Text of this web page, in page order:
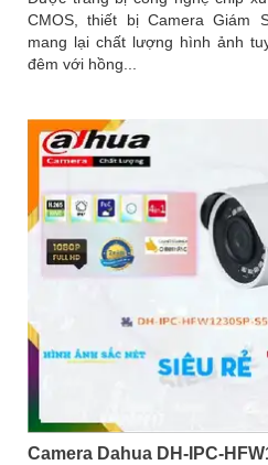
CMOS, thiết bị Camera Giám
mang lại chất lượng hình ảnh
đêm với hồng...
Camera Dahua DH-IPC-